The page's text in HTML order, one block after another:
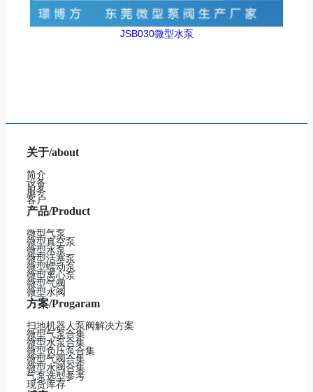
JSB030微型水泵
关于/about
简介
设备
服务
客户
产品/Product
微型气泵
微型真空泵
微型水泵
微型活塞泵
微型蠕动泵
微型离心泵
微型气阀
微型水阀
方案/Progaram
扫地机器人泵阀解决方案
微型气泵合集
微型水泵合集
微型负压泵合集
微型气阀合集
微型水阀合集
气泵选型参考
现货库存